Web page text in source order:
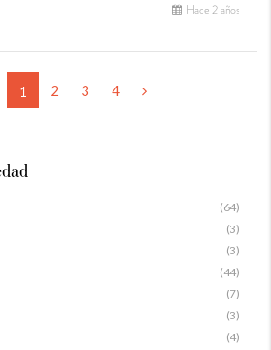
Hace 2 años
1 2 3 4
(64)
(3)
(3)
(44)
(7)
(3)
(4)